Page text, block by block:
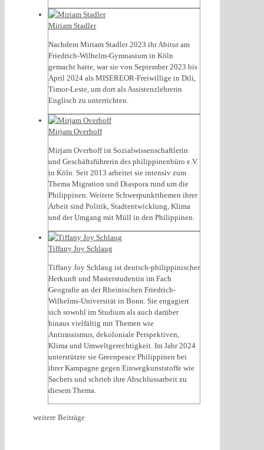
Miriam Stadler
Nachdem Miriam Stadler 2023 ihr Abitur am
Friedrich-Wilhelm-Gymnasium in Köln
gemacht hatte, war sie von September 2023 bis
April 2024 als MISEREOR-Freiwillige in Dili,
Timor-Leste, um dort als Assistenzlehrerin
Englisch zu unterrichten.
Mirjam Overhoff
Mirjam Overhoff ist Sozialwissenschaftlerin
und Geschäftsführerin des philippinenbüro e.V.
in Köln. Seit 2013 arbeitet sie intensiv zum
Thema Migration und Diaspora rund um die
Philippinen. Weitere Schwerpunktthemen ihrer
Arbeit sind Politik, Stadtentwicklung, Klima
und der Umgang mit Müll in den Philippinen.
Tiffany Joy Schlaug
Tiffany Joy Schlaug ist deutsch-philippinischer
Herkunft und Masterstudentin im Fach
Geografie an der Rheinischen Friedrich-
Wilhelms-Universität in Bonn. Sie engagiert
sich sowohl im Studium als auch darüber
hinaus vielfältig mit Themen wie
Antirassismus, dekoloniale Perspektiven,
Klima und Umweltgerechtigkeit. Im Jahr 2024
unterstützte sie Greenpeace Philippinen bei
ihrer Kampagne gegen Einwegkunststoffe wie
Sachets und schrieb ihre Abschlussarbeit zu
diesem Thema.
weitere Beiträge